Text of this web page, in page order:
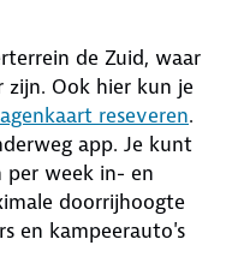
de Zuid, waar
zijn. Ook hier kun je
reseveren.
app. Je kunt
per week in- en
doorrijhoogte
en kampeerauto's